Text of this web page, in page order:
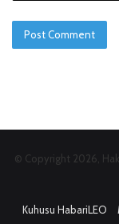
© Copyright 2026,
Kuhusu HabariLEO